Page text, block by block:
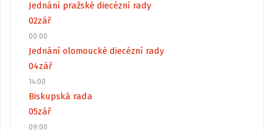
Jednání pražské diecézní rady
02zář
00:00
Jednání olomoucké diecézní rady
04zář
14:00
Biskupská rada
05zář
09:00